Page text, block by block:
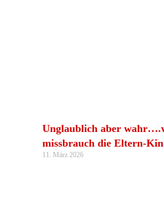
Unglaublich aber
missbrauch die Eltern-
11. März 2026